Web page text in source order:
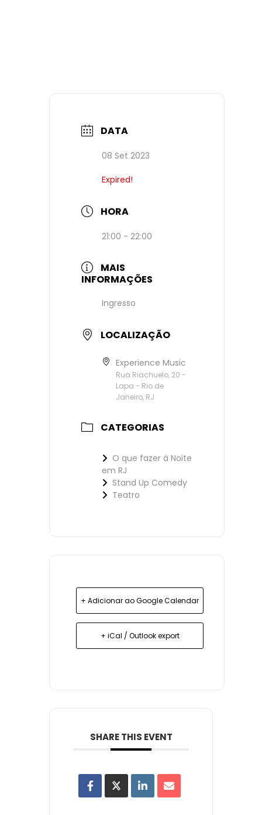
DATA
08 Set 2023
Expired!
HORA
21:00 - 22:00
MAIS
INFORMAÇÕES
Ingresso
LOCALIZAÇÃO
Experience Music
Rua Riachuelo, 20 -
Lapa - Rio de
Janeiro, RJ
CATEGORIAS
O que fazer à Noite
em RJ
Stand Up Comedy
Teatro
+ Adicionar ao Google Calendar
+ iCal / Outlook export
SHARE THIS EVENT